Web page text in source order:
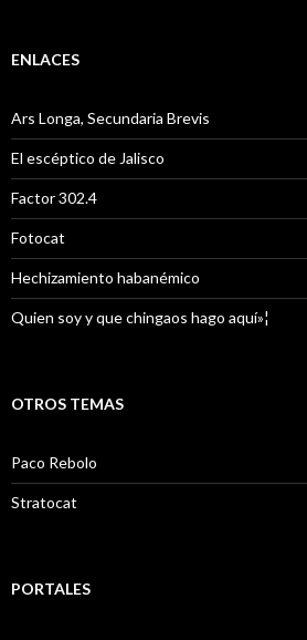
ENLACES
Ars Longa, Secundaria Brevis
El escéptico de Jalisco
Factor 302.4
Fotocat
Hechizamiento habanémico
Quien soy y que chingaos hago aquí»¦
OTROS TEMAS
Paco Rebolo
Stratocat
PORTALES